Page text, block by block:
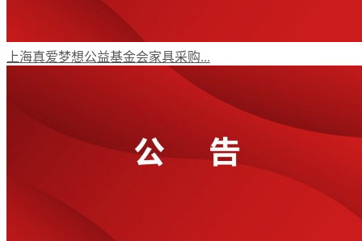
党政要闻
受益人故事
媒体视角
上海真爱梦想公益基金会家具采购...